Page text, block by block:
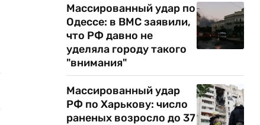
Массированный удар по
Одессе: в ВМС заявили,
что РФ давно не
уделяла городу такого
"внимания"
Массированный удар
РФ по Харькову: число
раненых возросло до 37